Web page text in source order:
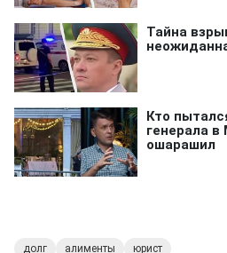
долг алименты юрист